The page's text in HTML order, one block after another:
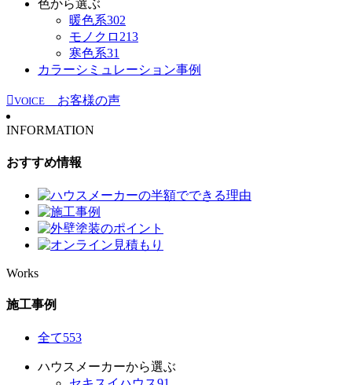
色から選ぶ
暖色系302
モノクロ 213
寒色系31
カラーシミュレーション事例
VOICE お客様の声
INFORMATION
おすすめ情報
Works
施工事例
全て553
ハウスメーカーから選ぶ